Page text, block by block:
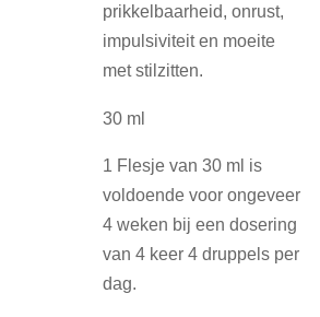
prikkelbaarheid, onrust,
impulsiviteit en moeite
met stilzitten.
30 ml
1 Flesje van 30 ml is
voldoende voor ongeveer
4 weken bij een dosering
van 4 keer 4 druppels per
dag.